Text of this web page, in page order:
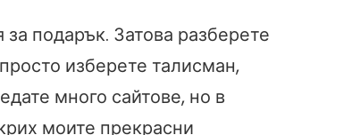
подарък. Затова разберете
изберете талисман,
много сайтове, но в
моите прекрасни